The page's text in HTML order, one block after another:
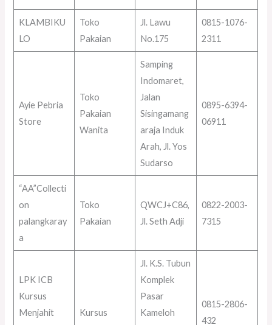
KLAMBIKU
LO
Toko
Pakaian
Jl. Lawu
No.175
0815-1076-
2311
Ayie Pebria
Store
Toko
Pakaian
Wanita
Samping
Indomaret,
Jalan
Sisingamang
araja Induk
Arah, Jl. Yos
Sudarso
0895-6394-
06911
“AA”Collecti
on
palangkaray
a
Toko
Pakaian
QWCJ+C86,
Jl. Seth Adji
0822-2003-
7315
LPK ICB
Kursus
Menjahit
Kursus
Jl. K.S. Tubun
Komplek
Pasar
Kameloh
0815-2806-
432